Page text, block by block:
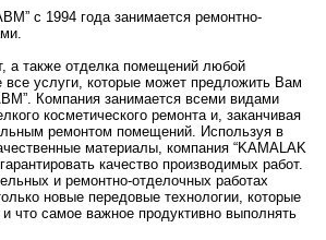
с 1994 года занимается ремонтно-
а также отделка помещений любой
все услуги, которые может предложить Вам
Компания занимается всеми видами
косметического ремонта и, заканчивая
ремонтом помещений. Используя в
материалы, компания “KAMALAK
качество производимых работ.
и ремонтно-отделочных работах
новые передовые технологии, которые
что самое важное продуктивно выполнять